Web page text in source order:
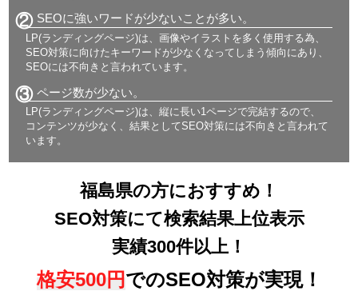
② SEOに強いワードが少ないことが多い。
LP(ランディングページ)は、画像やイラストを多く使用する為、
SEO対策に向けたキーワードが少なくなってしまう傾向にあり、
SEOには不向きと言われています。
③ ページ数が少ない。
LP(ランディングページ)は、縦に長い1ページで完結するので、
コンテンツが少なく、結果としてSEO対策には不向きと言われて
います。
福島県の方におすすめ！
SEO対策にて検索結果上位表示
実績300件以上！
格安500円でのSEO対策が実現！